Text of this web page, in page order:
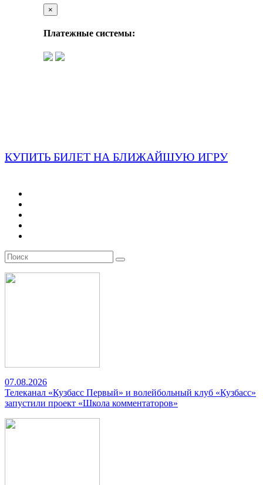
×
Платежные системы:
КУПИТЬ БИЛЕТ НА БЛИЖАЙШУЮ ИГРУ
07.08.2026
Телеканал «Кузбасс Первый» и волейбольный клуб «Кузбасс»
запустили проект «Школа комментаторов»